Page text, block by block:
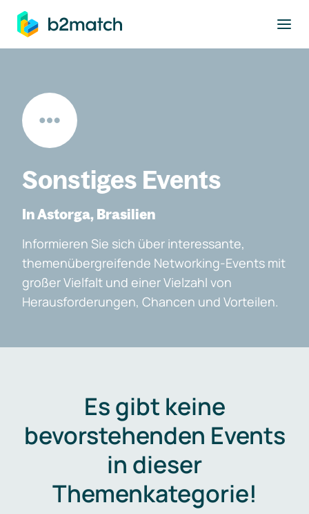
springen
Sonstiges Events
In Astorga, Brasilien
Informieren Sie sich über interessante,
themenübergreifende Networking-Events mit
großer Vielfalt und einer Vielzahl von
Herausforderungen, Chancen und Vorteilen.
Es gibt keine
bevorstehenden Events
in dieser
Themenkategorie!